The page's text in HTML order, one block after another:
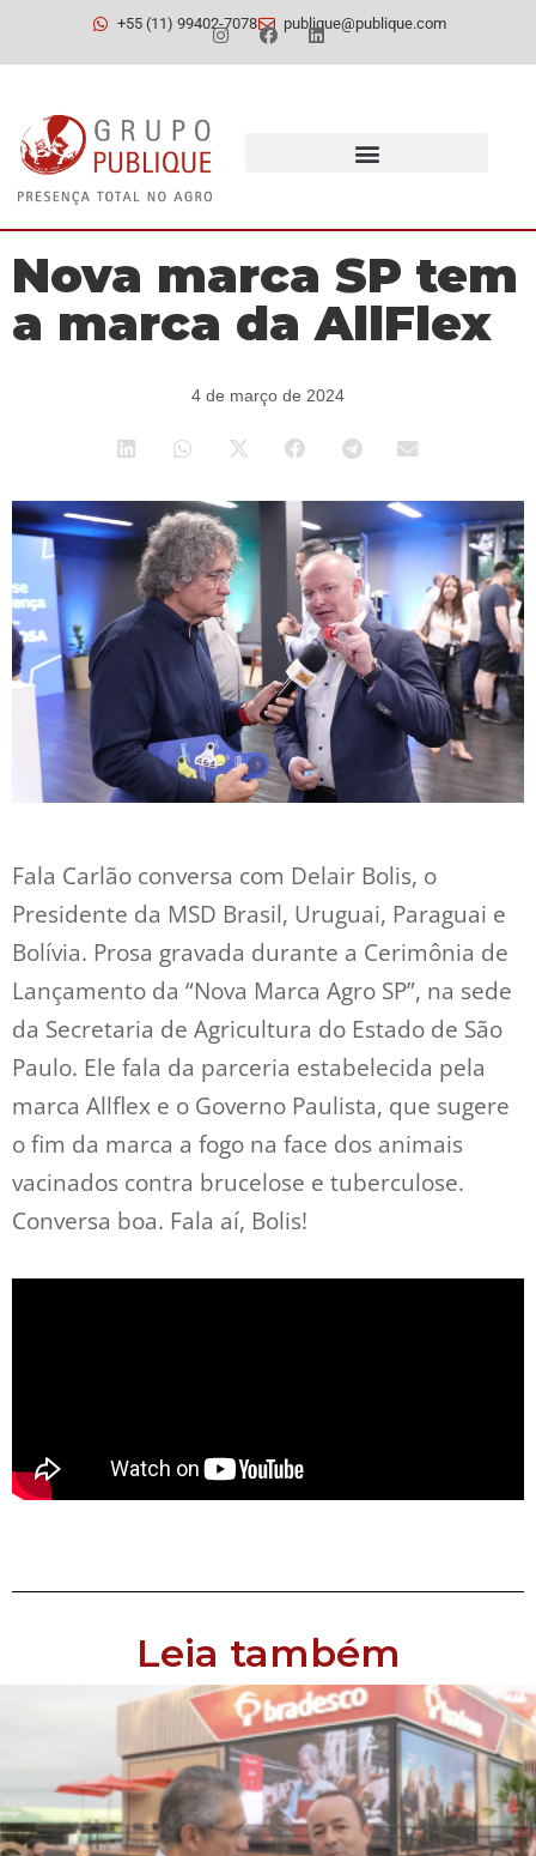
+55 (11) 99402-7078 publique@publique.com
Nova marca SP tem
a marca da AllFlex
4 de março de 2024
Fala Carlão conversa com Delair Bolis, o
Presidente da MSD Brasil, Uruguai, Paraguai e
Bolívia. Prosa gravada durante a Cerimônia de
Lançamento da “Nova Marca Agro SP”, na sede
da Secretaria de Agricultura do Estado de São
Paulo. Ele fala da parceria estabelecida pela
marca Allflex e o Governo Paulista, que sugere
o fim da marca a fogo na face dos animais
vacinados contra brucelose e tuberculose.
Conversa boa. Fala aí, Bolis!
Leia também